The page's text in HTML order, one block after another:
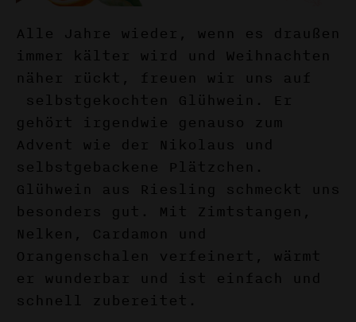
Alle Jahre wieder, wenn es draußen
immer kälter wird und Weihnachten
näher rückt, freuen wir uns auf
selbstgekochten Glühwein. Er
gehört irgendwie genauso zum
Advent wie der Nikolaus und
selbstgebackene Plätzchen.
Glühwein aus Riesling schmeckt uns
besonders gut. Mit Zimtstangen,
Nelken, Cardamon und
Orangenschalen verfeinert, wärmt
er wunderbar und ist einfach und
schnell zubereitet.